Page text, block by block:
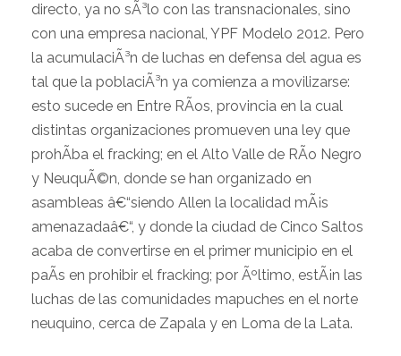
directo, ya no sÃ³lo con las transnacionales, sino
con una empresa nacional, YPF Modelo 2012. Pero
la acumulaciÃ³n de luchas en defensa del agua es
tal que la poblaciÃ³n ya comienza a movilizarse:
esto sucede en Entre RÃ­os, provincia en la cual
distintas organizaciones promueven una ley que
prohÃ­ba el fracking; en el Alto Valle de RÃ­o Negro
y NeuquÃ©n, donde se han organizado en
asambleas â€“siendo Allen la localidad mÃ¡s
amenazadaâ€“, y donde la ciudad de Cinco Saltos
acaba de convertirse en el primer municipio en el
paÃ­s en prohibir el fracking; por Ãºltimo, estÃ¡n las
luchas de las comunidades mapuches en el norte
neuquino, cerca de Zapala y en Loma de la Lata.